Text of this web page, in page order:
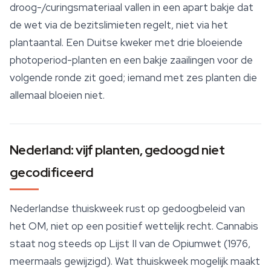
droog-/curingsmateriaal vallen in een apart bakje dat
de wet via de bezitslimieten regelt, niet via het
plantaantal. Een Duitse kweker met drie bloeiende
photoperiod-planten en een bakje zaailingen voor de
volgende ronde zit goed; iemand met zes planten die
allemaal bloeien niet.
Nederland: vijf planten, gedoogd niet
gecodificeerd
Nederlandse thuiskweek rust op gedoogbeleid van
het OM, niet op een positief wettelijk recht. Cannabis
staat nog steeds op Lijst II van de Opiumwet (1976,
meermaals gewijzigd). Wat thuiskweek mogelijk maakt